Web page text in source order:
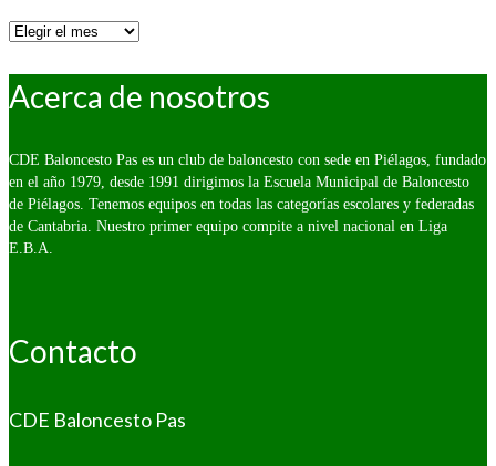
Por
Acerca de nosotros
CDE Baloncesto Pas es un club de baloncesto con sede en Piélagos, fundado
en el año 1979, desde 1991 dirigimos la Escuela Municipal de Baloncesto
de Piélagos. Tenemos equipos en todas las categorías escolares y federadas
de Cantabria. Nuestro primer equipo compite a nivel nacional en Liga
E.B.A.
Contacto
CDE Baloncesto Pas